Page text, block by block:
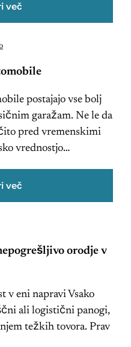
več
postajajo vse bolj
garažam. Ne le da
pred vremenskimi
vrednostjo…
več
orodje v
v eni napravi Vsako
ali logistični panogi,
težkih tovora. Prav